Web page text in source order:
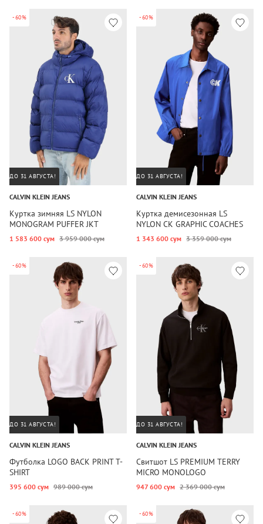
-60%
ДО 31 АВГУСТА!
CALVIN KLEIN JEANS
Куртка зимняя LS NYLON
MONOGRAM PUFFER JKT
1 583 600 сум 3 959 000 сум
-60%
ДО 31 АВГУСТА!
CALVIN KLEIN JEANS
Куртка демисезонная LS
NYLON CK GRAPHIC COACHES
JAC
1 343 600 сум 3 359 000 сум
-60%
ДО 31 АВГУСТА!
CALVIN KLEIN JEANS
Футболка LOGO BACK PRINT T-
SHIRT
395 600 сум 989 000 сум
-60%
ДО 31 АВГУСТА!
CALVIN KLEIN JEANS
Свитшот LS PREMIUM TERRY
MICRO MONOLOGO
947 600 сум 2 369 000 сум
-60% -60%